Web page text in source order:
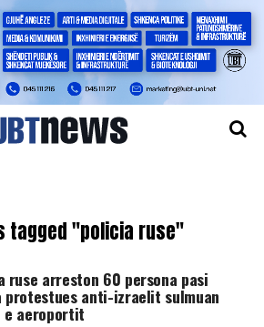
tagged "policia ruse"
ruse arreston 60 persona pasi
protestues anti-izraelit sulmuan
e aeroportit